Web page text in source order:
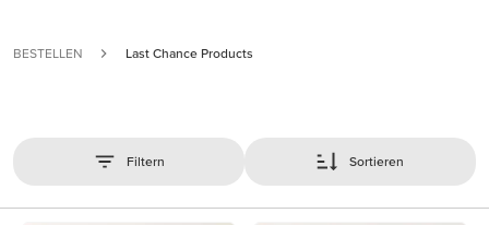
BESTELLEN Last Chance Products
Filtern Sortieren